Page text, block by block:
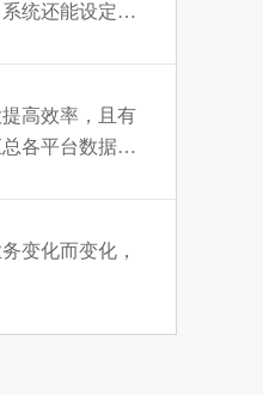
统还能设定提
高效率，且有
各平台数据，
变化而变化，